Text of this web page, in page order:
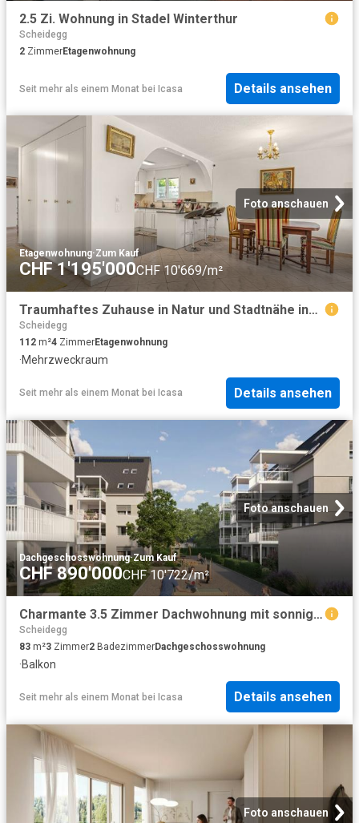
2.5 Zi. Wohnung in Stadel Winterthur
Scheidegg
2 ZimmerEtagenwohnung
Seit mehr als einem Monat bei Icasa Details ansehen
Foto anschauen
Etagenwohnung·Zum Kauf
CHF 1'195'000CHF 10'669/m²
Traumhaftes Zuhause in Natur und Stadtnähe inkl. 32 m² Hobbyraum!
Scheidegg
112 m²4 ZimmerEtagenwohnung
·Mehrzweckraum
Seit mehr als einem Monat bei Icasa Details ansehen
Foto anschauen
Dachgeschosswohnung·Zum Kauf
CHF 890'000CHF 10'722/m²
Charmante 3.5 Zimmer Dachwohnung mit sonnigem Balkon
Scheidegg
83 m²3 Zimmer2 BadezimmerDachgeschosswohnung
·Balkon
Seit mehr als einem Monat bei Icasa Details ansehen
Foto anschauen